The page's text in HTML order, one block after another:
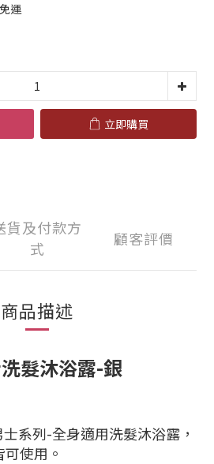
運
立即購買
貨及付款方
式
顧客評價
商品描述
髮沐浴露-銀
系列-全身適用洗髮沐浴露，
使用。